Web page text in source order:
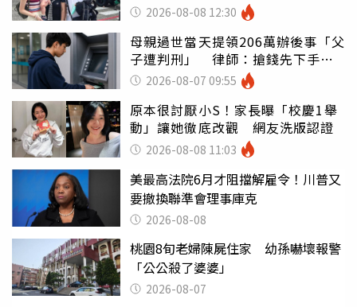
2026-08-08 12:30
母親過世當天提領206萬辦後事「父
子遭判刑」 律師：搶錢先下手是
罪 2026-08-07 09:55
原本很討厭小S！家長曝「校慶1舉
動」讓她徹底改觀 網友洗版認證
2026-08-08 11:03
美最高法院6月才阻擋解雇令！川普又
要撤換聯準會理事庫克
2026-08-08
桃園8旬老婦陳屍住家 幼孫嚇壞報警
「公公殺了婆婆」
2026-08-07